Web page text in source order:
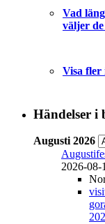
Vad
väljer de
Visa fler
Händelser i
Augusti 2026
2026-08-